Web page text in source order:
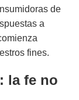
de
a
fines.
la fe no